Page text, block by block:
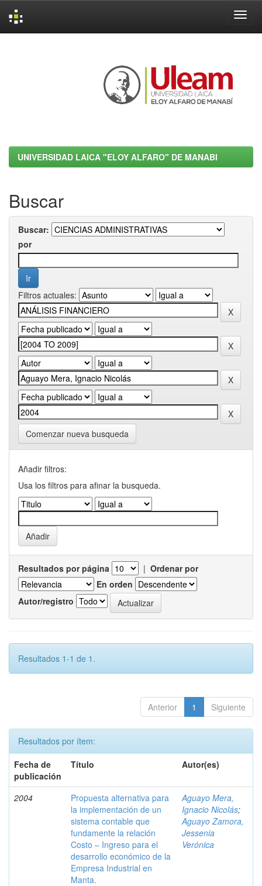
UNIVERSIDAD LAICA "ELOY ALFARO" DE MANABI
Buscar
Buscar:
por
Filtros actuales:
Comenzar nueva busqueda
Añadir filtros:
Usa los filtros para afinar la busqueda.
Resultados por página | Ordenar por
En orden
Autor/registro
Resultados 1-1 de 1.
Anterior 1 Siguiente
Resultados por ítem:
Fecha de
publicación
Título Autor(es)
2004
Propuesta alternativa para
la implementación de un
sistema contable que
fundamente la relación
Costo – Ingreso para el
desarrollo económico de la
Empresa Industrial en
Manta.
Aguayo Mera,
Ignacio Nicolás;
Aguayo Zamora,
Jessenia
Verónica